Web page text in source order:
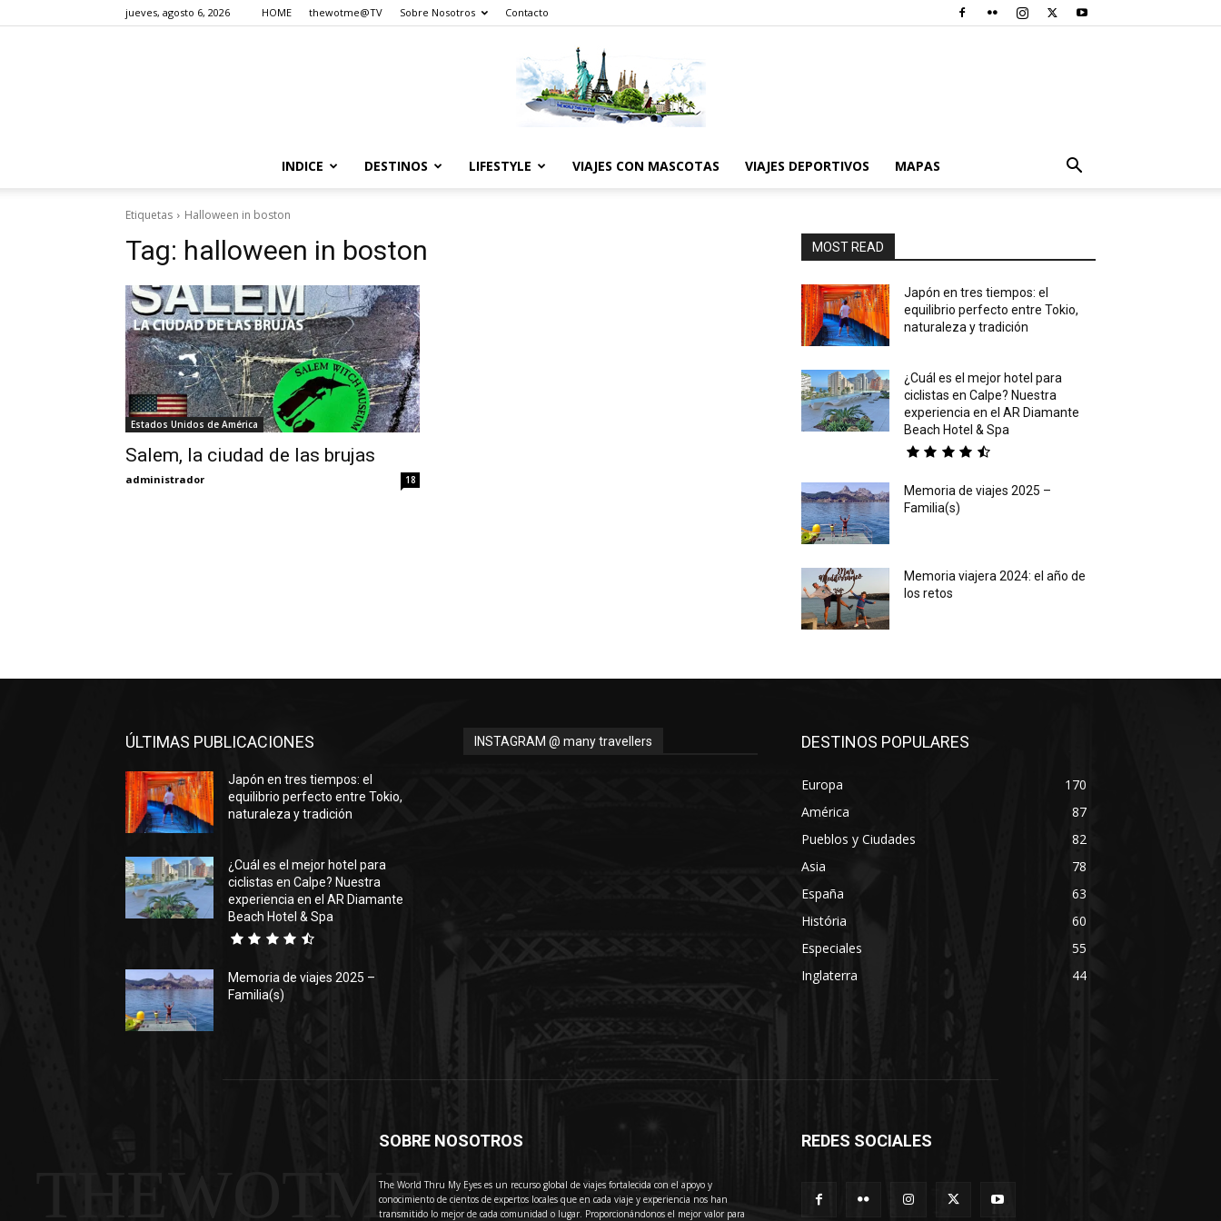
jueves, agosto 6, 2026 HOME thewotme@TV Sobre Nosotros Contacto
INDICE DESTINOS LIFESTYLE VIAJES CON MASCOTAS VIAJES DEPORTIVOS MAPAS
Etiquetas Halloween in boston
Tag: halloween in boston
Estados Unidos de América
Salem, la ciudad de las brujas
administrador 18
MOST READ
Japón en tres tiempos: el
equilibrio perfecto entre Tokio,
naturaleza y tradición
¿Cuál es el mejor hotel para
ciclistas en Calpe? Nuestra
experiencia en el AR Diamante
Beach Hotel & Spa
Memoria de viajes 2025 –
Familia(s)
Memoria viajera 2024: el año de
los retos
ÚLTIMAS PUBLICACIONES
Japón en tres tiempos: el
equilibrio perfecto entre Tokio,
naturaleza y tradición
¿Cuál es el mejor hotel para
ciclistas en Calpe? Nuestra
experiencia en el AR Diamante
Beach Hotel & Spa
Memoria de viajes 2025 –
Familia(s)
INSTAGRAM @ many travellers DESTINOS POPULARES
Europa
170
América
87
Pueblos y Ciudades
82
Asia
78
España
63
História
60
Especiales
55
Inglaterra
44
THEWOTME
SOBRE NOSOTROS
The World Thru My Eyes es un recurso global de viajes fortalecida con el apoyo y
conocimiento de cientos de expertos locales que en cada viaje y experiencia nos han
transmitido lo mejor de cada comunidad o lugar. Proporcionándonos el mejor valor para
REDES SOCIALES